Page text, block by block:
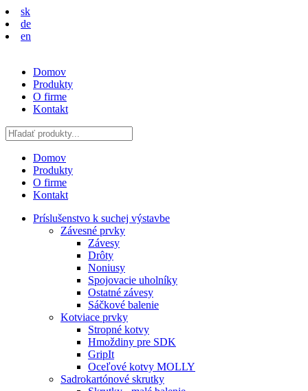
sk
de
en
Domov
Produkty
O firme
Kontakt
Domov
Produkty
O firme
Kontakt
Príslušenstvo k suchej výstavbe
Závesné prvky
Závesy
Drôty
Noniusy
Spojovacie uholníky
Ostatné závesy
Sáčkové balenie
Kotviace prvky
Stropné kotvy
Hmoždiny pre SDK
GripIt
Oceľové kotvy MOLLY
Sadrokartónové skrutky